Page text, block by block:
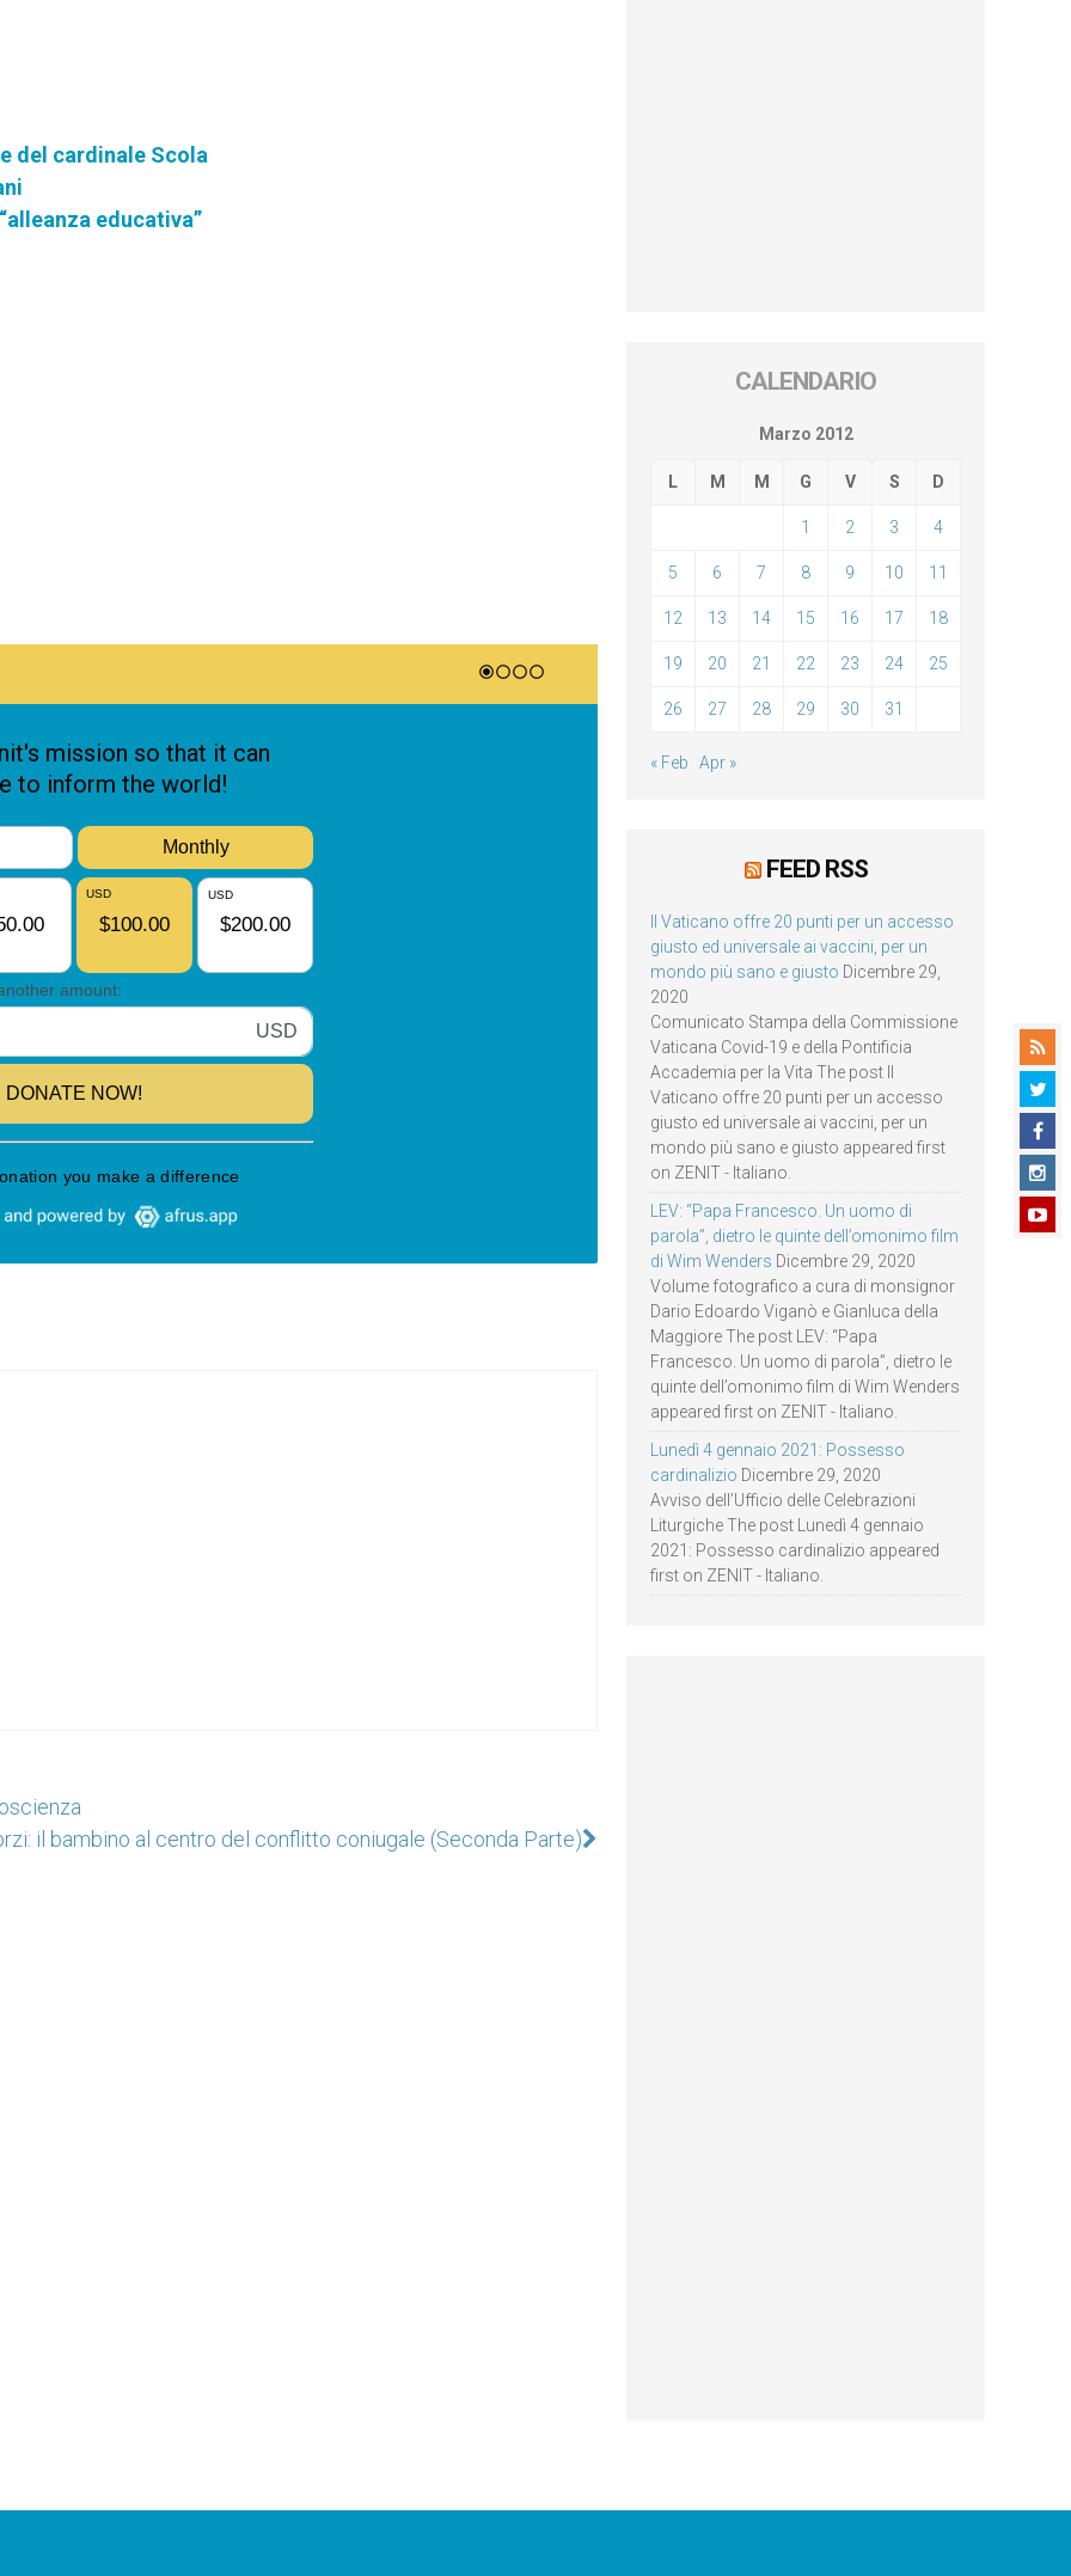
del cardinale Scola
educativa”
il bambino al centro del conflitto coniugale (Seconda Parte)
CALENDARIO
Marzo 2012
L M M G V S D
1 2 3 4
5 6 7 8 9 10 11
12 13 14 15 16 17 18
19 20 21 22 23 24 25
26 27 28 29 30 31
« Feb Apr »
FEED RSS
Il Vaticano offre 20 punti per un accesso
giusto ed universale ai vaccini, per un
mondo più sano e giusto Dicembre 29,
2020
Comunicato Stampa della Commissione
Vaticana Covid-19 e della Pontificia
Accademia per la Vita The post Il
Vaticano offre 20 punti per un accesso
giusto ed universale ai vaccini, per un
mondo più sano e giusto appeared first
on ZENIT - Italiano.
LEV: “Papa Francesco. Un uomo di
parola”, dietro le quinte dell’omonimo film
di Wim Wenders Dicembre 29, 2020
Volume fotografico a cura di monsignor
Dario Edoardo Viganò e Gianluca della
Maggiore The post LEV: “Papa
Francesco. Un uomo di parola”, dietro le
quinte dell’omonimo film di Wim Wenders
appeared first on ZENIT - Italiano.
Lunedì 4 gennaio 2021: Possesso
cardinalizio Dicembre 29, 2020
Avviso dell’Ufficio delle Celebrazioni
Liturgiche The post Lunedì 4 gennaio
2021: Possesso cardinalizio appeared
first on ZENIT - Italiano.